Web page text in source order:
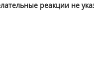
реакции не